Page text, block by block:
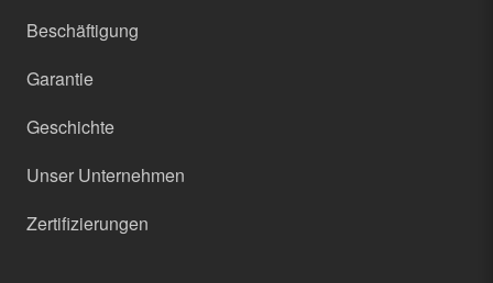
Beschäftigung
Garantie
Geschichte
Unser Unternehmen
Zertifizierungen